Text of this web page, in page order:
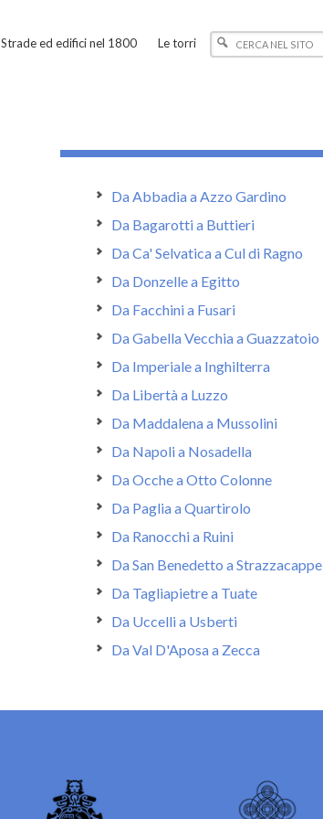
Strade ed edifici nel 1800 Le torri
Da Abbadia a Azzo Gardino
Da Bagarotti a Buttieri
Da Ca' Selvatica a Cul di Ragno
Da Donzelle a Egitto
Da Facchini a Fusari
Da Gabella Vecchia a Guazzatoio
Da Imperiale a Inghilterra
Da Libertà a Luzzo
Da Maddalena a Mussolini
Da Napoli a Nosadella
Da Ocche a Otto Colonne
Da Paglia a Quartirolo
Da Ranocchi a Ruini
Da San Benedetto a Strazzacappe
Da Tagliapietre a Tuate
Da Uccelli a Usberti
Da Val D'Aposa a Zecca